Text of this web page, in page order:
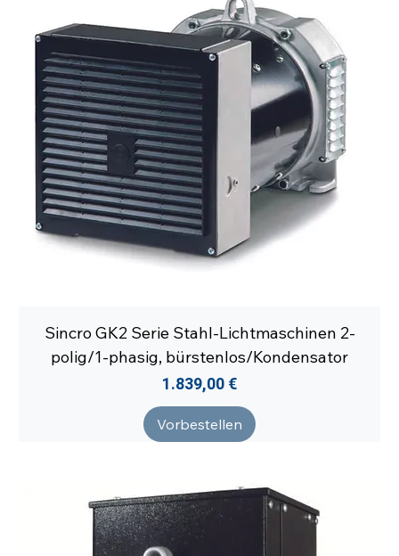
Sincro GK2 Serie Stahl-Lichtmaschinen 2-
polig/1-phasig, bürstenlos/Kondensator
Preis
1.839,00 €
Vorbestellen